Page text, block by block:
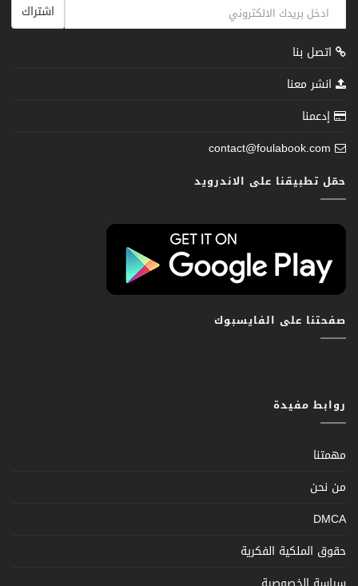
اشتراك
اتصل بنا
انشر معنا
إدعمنا
contact@foulabook.com
حمّل تطبيقنا على الاندرويد
صفحتنا على الفايسبوك
روابط مفيدة
مهمتنا
من نحن
DMCA
حقوق الملكية الفكرية